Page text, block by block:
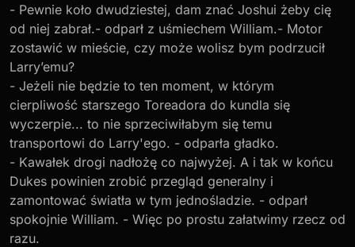
- Pewnie koło dwudziestej, dam znać Joshui żeby cię
od niej zabrał.- odparł z uśmiechem William.- Motor
zostawić w mieście, czy może wolisz bym podrzucił
Larry’emu?
- Jeżeli nie będzie to ten moment, w którym
cierpliwość starszego Toreadora do kundla się
wyczerpie... to nie sprzeciwiłabym się temu
transportowi do Larry'ego. - odparła gładko.
- Kawałek drogi nadłożę co najwyżej. A i tak w końcu
Dukes powinien zrobić przegląd generalny i
zamontować światła w tym jednośladzie. - odparł
spokojnie William. - Więc po prostu załatwimy rzecz od
razu.